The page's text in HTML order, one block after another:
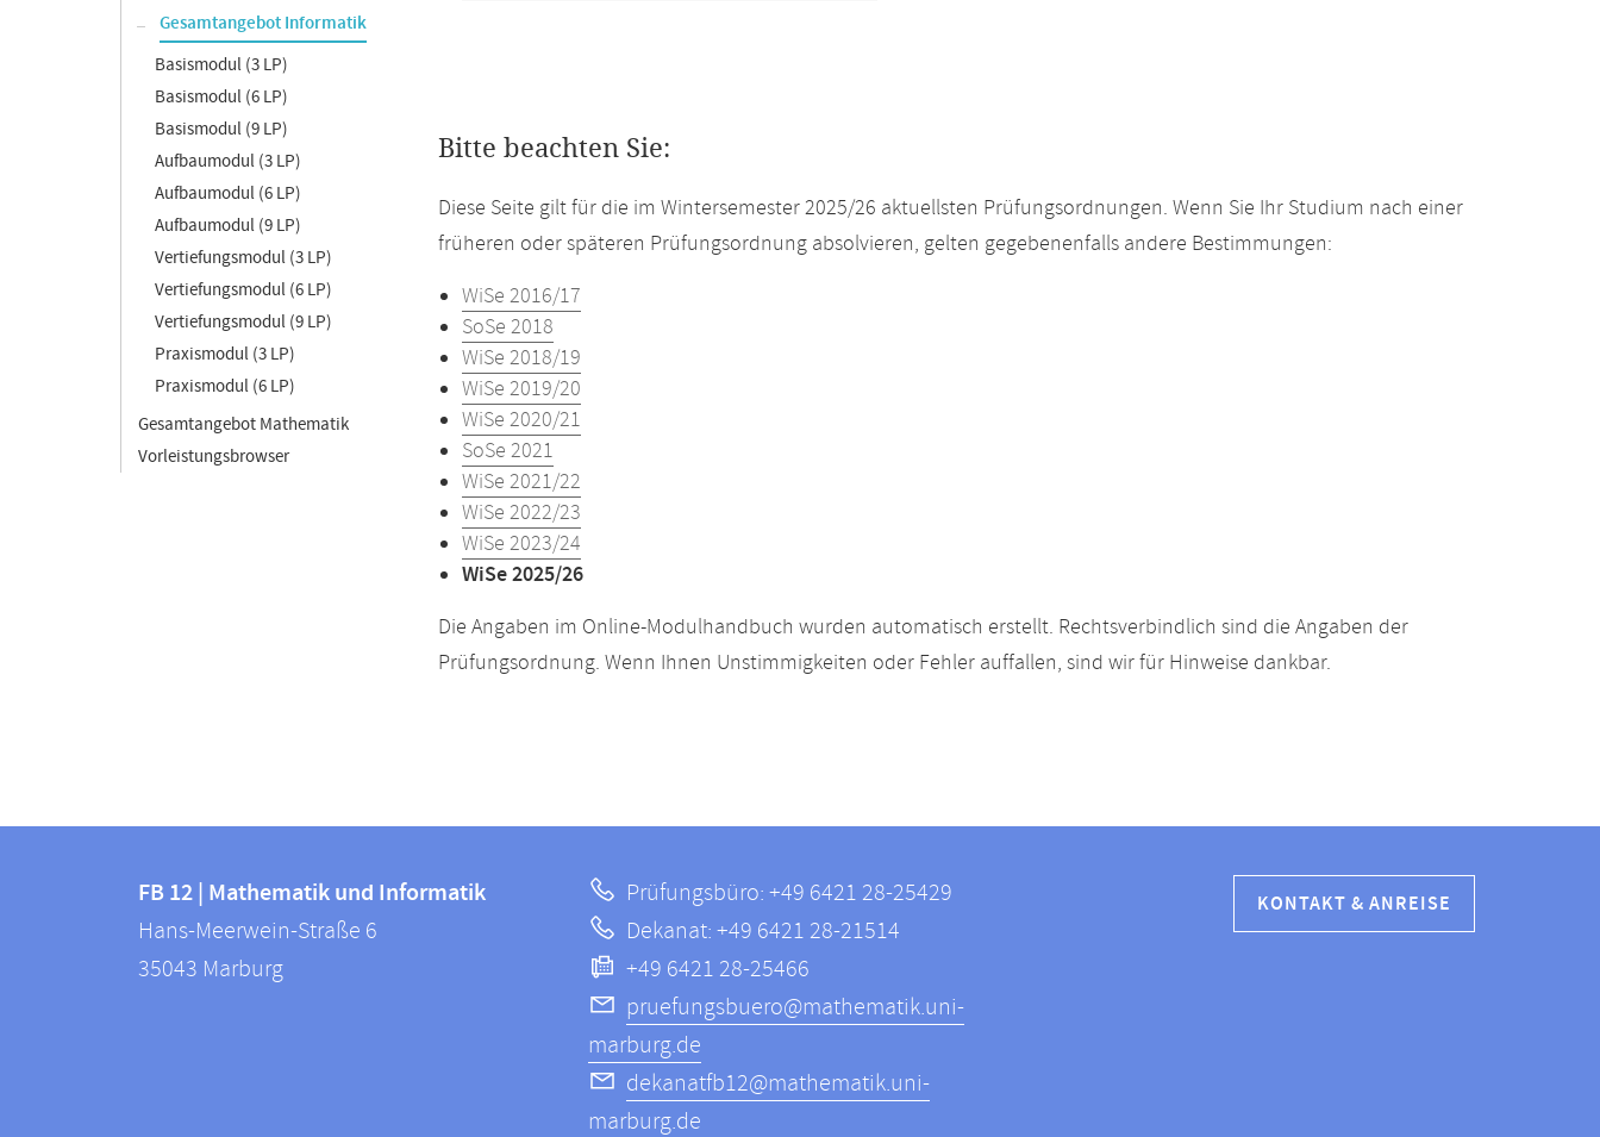
Gesamtangebot Informatik
Basismodul (3 LP)
Basismodul (6 LP)
Basismodul (9 LP)
Aufbaumodul (3 LP)
Aufbaumodul (6 LP)
Aufbaumodul (9 LP)
Vertiefungsmodul (3 LP)
Vertiefungsmodul (6 LP)
Vertiefungsmodul (9 LP)
Praxismodul (3 LP)
Praxismodul (6 LP)
Gesamtangebot Mathematik
Vorleistungsbrowser
Bitte beachten Sie:
Diese Seite gilt für die im Wintersemester 2025/26 aktuellsten Prüfungsordnungen. Wenn Sie Ihr Studium nach einer
früheren oder späteren Prüfungsordnung absolvieren, gelten gegebenenfalls andere Bestimmungen:
WiSe 2016/17
SoSe 2018
WiSe 2018/19
WiSe 2019/20
WiSe 2020/21
SoSe 2021
WiSe 2021/22
WiSe 2022/23
WiSe 2023/24
WiSe 2025/26
Die Angaben im Online-Modulhandbuch wurden automatisch erstellt. Rechtsverbindlich sind die Angaben der
Prüfungsordnung. Wenn Ihnen Unstimmigkeiten oder Fehler auffallen, sind wir für Hinweise dankbar.
Informationen
FB
12
FB 12 | Mathematik und Informatik
Hans-Meerwein-Straße 6
35043 Marburg
Prüfungsbüro: +49 6421 28-25429
Dekanat: +49 6421 28-21514
+49 6421 28-25466
pruefungsbuero@mathematik.uni-
marburg.de
dekanatfb12@mathematik.uni-
marburg.de
KONTAKT & ANREISE